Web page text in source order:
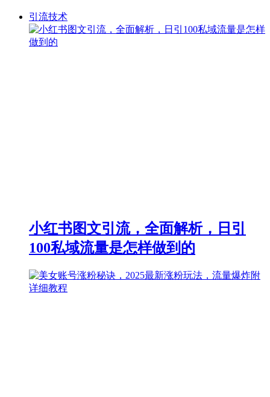
引流技术
小红书图文引流，全面解析，日引
100私域流量是怎样做到的